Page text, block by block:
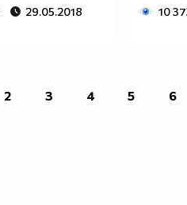
29.05.2018 10
2 3 4 5 6